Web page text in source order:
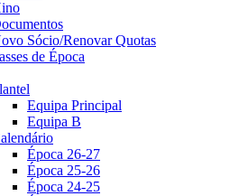
Sócio/Renovar Quotas
de Época
Equipa Principal
Equipa B
Época 26-27
Época 25-26
Época 24-25